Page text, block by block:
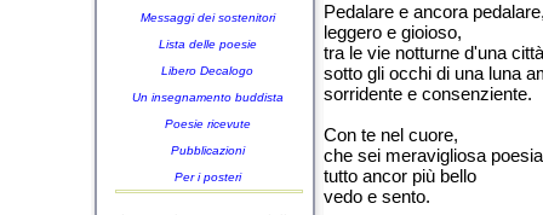
Messaggi dei sostenitori
Lista delle poesie
Libero Decalogo
Un insegnamento buddista
Poesie ricevute
Pubblicazioni
Per i posteri
Pedalare e ancora
leggero e gioioso,
tra le vie notturne d'una
sotto gli occhi di una luna
sorridente e consenziente.
Con te nel cuore,
che sei meravigliosa
tutto ancor più bello
vedo e sento.